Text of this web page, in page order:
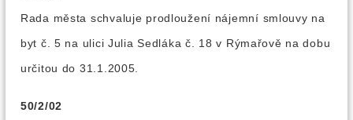
Rada města schvaluje prodloužení nájemní smlouvy na
byt č. 5 na ulici Julia Sedláka č. 18 v Rýmařově na dobu
určitou do 31.1.2005.
50/2/02